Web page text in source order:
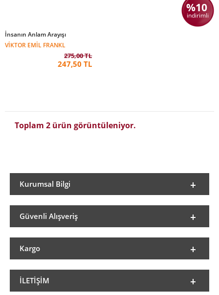
%10
indirimli
İnsanın Anlam Arayışı
VIKTOR EMIL FRANKL
275,00 TL
247,50 TL
Toplam 2 ürün görüntüleniyor.
Kurumsal Bilgi
Güvenli Alışveriş
Kargo
İLETIŞIM